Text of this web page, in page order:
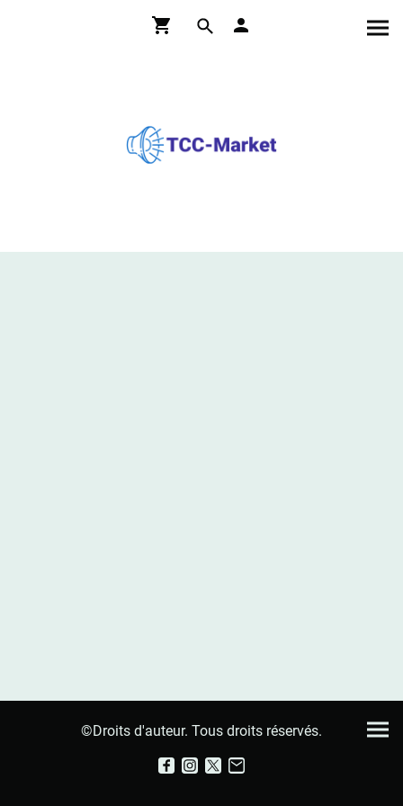
©Droits d'auteur. Tous droits réservés.